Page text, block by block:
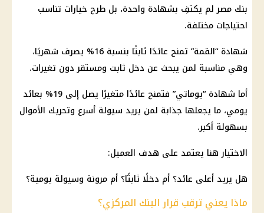
بنك مصر لم يكتفِ بشهادة واحدة، بل طرح خيارات تناسب
احتياجات مختلفة.
شهادة “القمة” تمنح عائدًا ثابتًا بنسبة 16% يصرف شهريًا،
وهي مناسبة لمن يبحث عن دخل ثابت ومستقر دون تغيرات.
أما شهادة “يوماتي” فتمنح عائدًا متغيرًا يصل إلى 19% بعائد
يومي، ما يجعلها جذابة لمن يريد سيولة أسرع وتحريك الأموال
بسهولة أكبر.
الاختيار هنا يعتمد على هدف العميل:
هل يريد أعلى عائد؟ أم دخلًا ثابتًا؟ أم مرونة وسيولة يومية؟
ماذا يعني ترقب قرار البنك المركزي؟